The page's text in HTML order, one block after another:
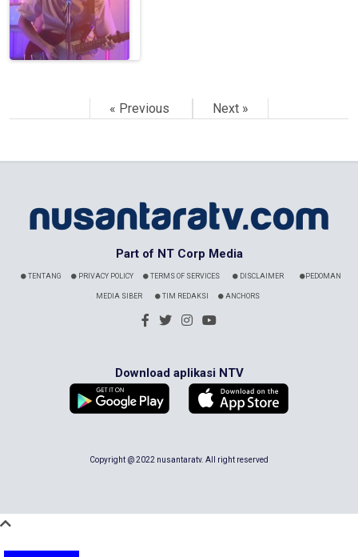
« Previous Next »
Part of NT Corp Media
TENTANG PRIVACY POLICY TERMS OF SERVICES DISCLAIMER PEDOMAN
MEDIA SIBER TIM REDAKSI ANCHORS
Download aplikasi NTV
Copyright @ 2022 nusantaratv. All right reserved